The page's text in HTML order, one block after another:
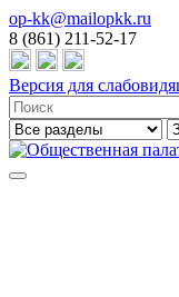
op-kk@mailopkk.ru
8 (861) 211-52-17
Версия для